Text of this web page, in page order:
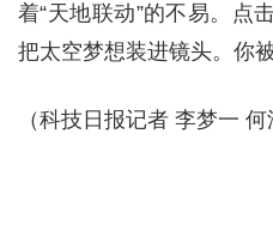
着“天地联动”的不易。点
把太空梦想装进镜头。你
（科技日报记者 李梦一 何